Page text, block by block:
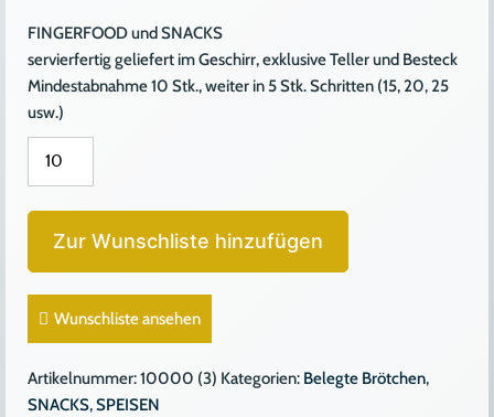
FINGERFOOD und SNACKS
servierfertig geliefert im Geschirr, exklusive Teller und Besteck
Mindestabnahme 10 Stk., weiter in 5 Stk. Schritten (15, 20, 25
usw.)
Zur Wunschliste hinzufügen
Wunschliste ansehen
Artikelnummer:10000 (3) Kategorien: Belegte Brötchen,
SNACKS,SPEISEN